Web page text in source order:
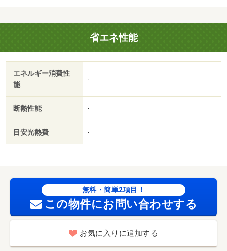
ﾊｳｽｸﾘｰﾆﾝｸﾞ 80000円
省エネ性能
エネルギー消費性
能
-
断熱性能 -
目安光熱費 -
無料・簡単2項目！
この物件にお問い合わせする
お気に入りに追加する